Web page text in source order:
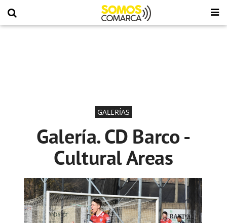
GALERÍAS
Galería. CD Barco -
Cultural Areas